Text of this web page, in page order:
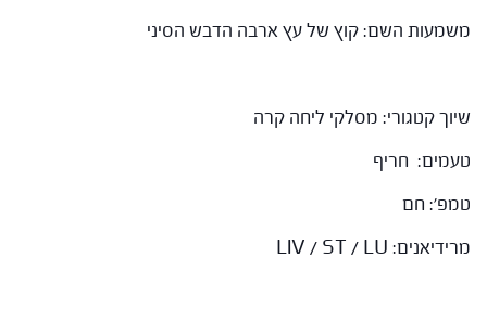
משמעות השם: קוץ של עץ ארבה הדבש הסיני
שיוך קטגורי: מסלקי ליחה קרה
טעמים: חריף
טמפ': חם
מרידיאנים: LIV / ST / LU